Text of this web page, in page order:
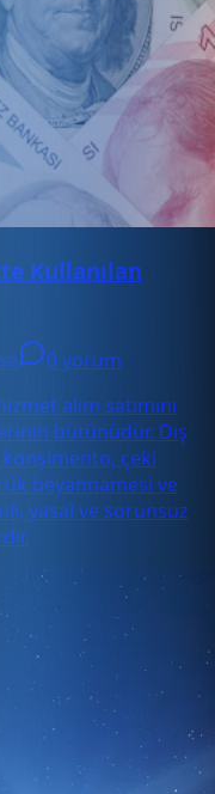
Kullanılan
0 yorum
alım satımını
bütünüdür. Dış
çeki
beyannamesi ve
yasal ve sorunsuz